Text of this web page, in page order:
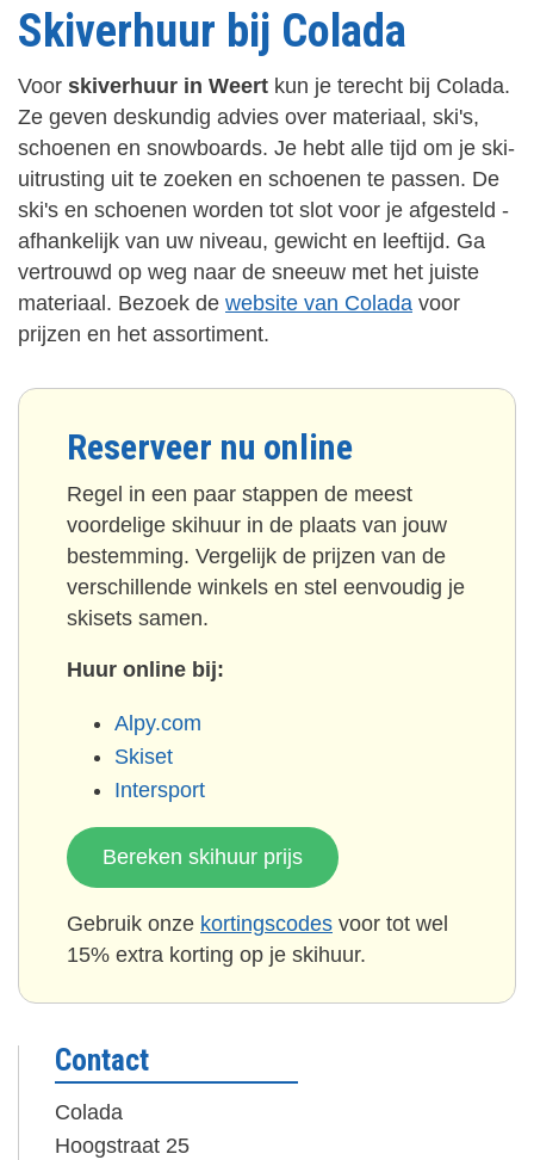
Skiverhuur bij Colada
Voor skiverhuur in Weert kun je terecht bij Colada.
Ze geven deskundig advies over materiaal, ski's,
schoenen en snowboards. Je hebt alle tijd om je ski-
uitrusting uit te zoeken en schoenen te passen. De
ski's en schoenen worden tot slot voor je afgesteld -
afhankelijk van uw niveau, gewicht en leeftijd. Ga
vertrouwd op weg naar de sneeuw met het juiste
materiaal. Bezoek de website van Colada voor
prijzen en het assortiment.
Reserveer nu online
Regel in een paar stappen de meest
voordelige skihuur in de plaats van jouw
bestemming. Vergelijk de prijzen van de
verschillende winkels en stel eenvoudig je
skisets samen.
Huur online bij:
Alpy.com
Skiset
Intersport
Bereken skihuur prijs
Gebruik onze kortingscodes voor tot wel
15% extra korting op je skihuur.
Contact
Colada
Hoogstraat 25